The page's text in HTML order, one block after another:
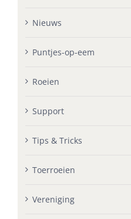
Nieuws
Puntjes-op-eem
Roeien
Support
Tips & Tricks
Toerroeien
Vereniging